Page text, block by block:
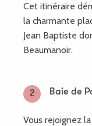
Cet itinéraire
la charmante
Jean Baptiste
Beaumanoir.
2 Baie de
Vous rejoignez